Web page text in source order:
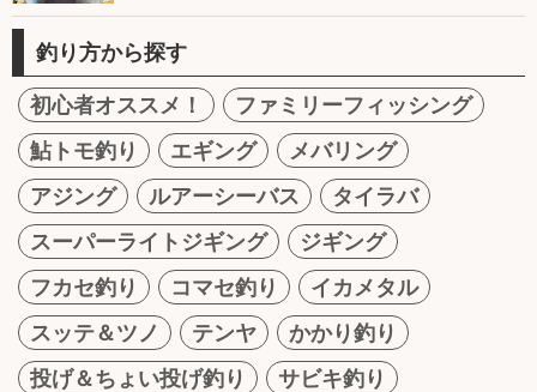
釣り方から探す
初心者オススメ！
ファミリーフィッシング
鮎トモ釣り
エギング
メバリング
アジング
ルアーシーバス
タイラバ
スーパーライトジギング
ジギング
フカセ釣り
コマセ釣り
イカメタル
スッテ＆ツノ
テンヤ
かかり釣り
投げ＆ちょい投げ釣り
サビキ釣り